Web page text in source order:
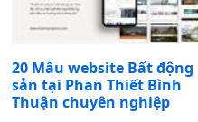
20 Mẫu website Bất động
sản tại Phan Thiết Bình
Thuận chuyên nghiệp